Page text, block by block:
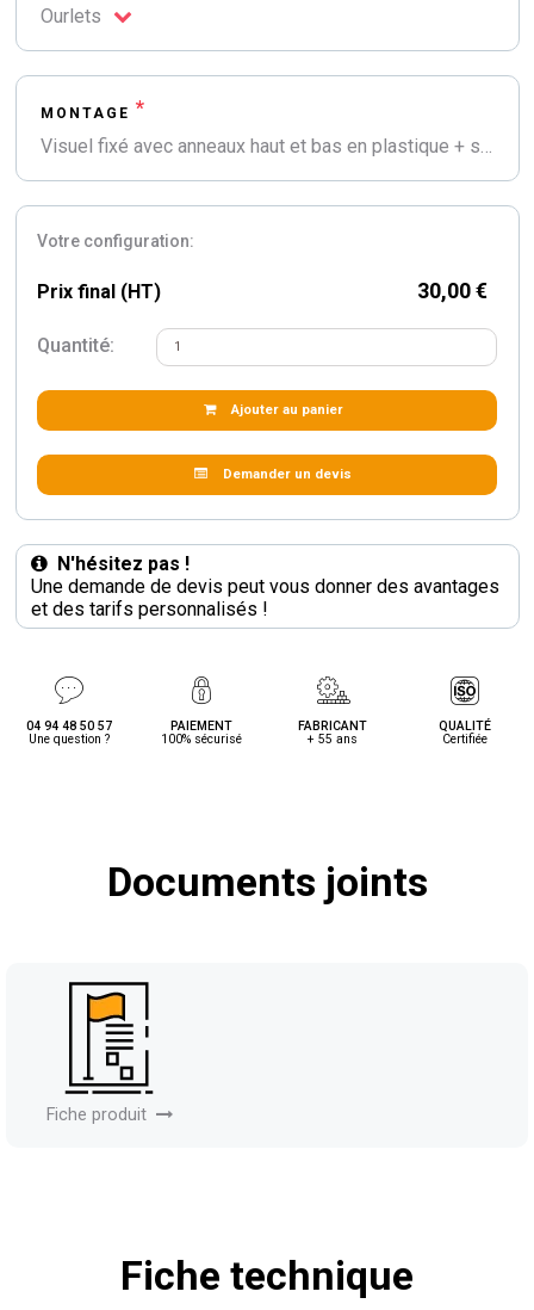
Ourlets
MONTAGE *
Votre configuration:
Prix final (HT) 30,00 €
Quantité:
Ajouter au panier
Demander un devis
N'hésitez pas !
Une demande de devis peut vous donner des avantages
et des tarifs personnalisés !
04 94 48 50 57
Une question ?
PAIEMENT
100% sécurisé
FABRICANT
+ 55 ans
QUALITÉ
Certifiée
Documents joints
Fiche produit
Fiche technique